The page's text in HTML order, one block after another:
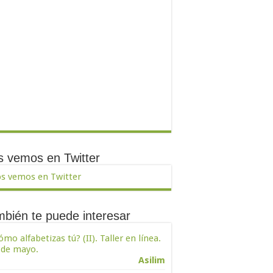
vemos en Twitter
vemos en Twitter
te puede interesar
alfabetizas tú? (II). Taller en línea.
mayo.
Asilim